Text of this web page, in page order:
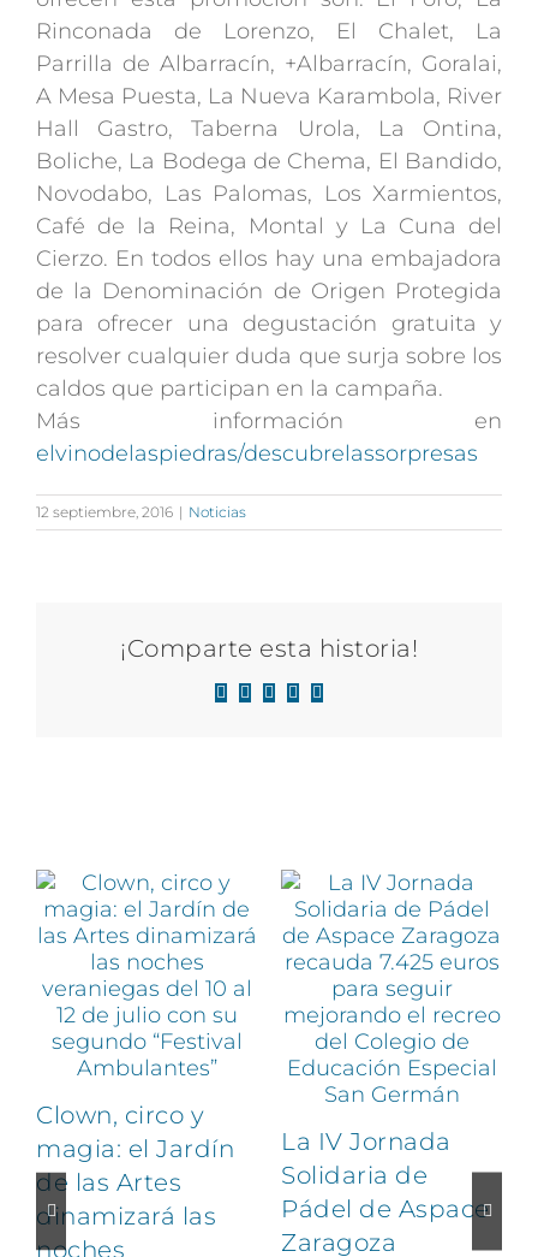
Rinconada de Lorenzo, El Chalet, La
Parrilla de Albarracín, +Albarracín, Goralai,
A Mesa Puesta, La Nueva Karambola, River
Hall Gastro, Taberna Urola, La Ontina,
Boliche, La Bodega de Chema, El Bandido,
Novodabo, Las Palomas, Los Xarmientos,
Café de la Reina, Montal y La Cuna del
Cierzo. En todos ellos hay una embajadora
de la Denominación de Origen Protegida
para ofrecer una degustación gratuita y
resolver cualquier duda que surja sobre los
caldos que participan en la campaña.
Más información en
elvinodelaspiedras/descubrelassorpresas
12 septiembre, 2016 | Noticias
¡Comparte esta historia!
Facebook
X LinkedIn
WhatsApp
Correo
Clown, circo y
magia: el Jardín
de las Artes
dinamizará las
noches
La IV Jornada
Solidaria de
Pádel de Aspace
Zaragoza